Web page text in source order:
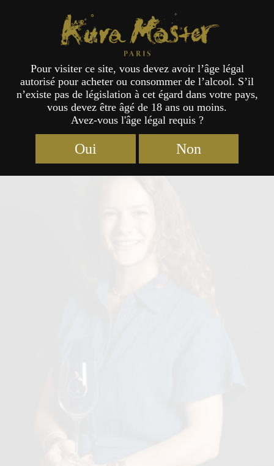
Jury
Kura Master Paris
Pour visiter ce site, vous devez avoir l’âge légal
autorisé pour acheter ou consommer de l’alcool. S’il
n’existe pas de législation à cet égard dans votre pays,
vous devez être âgé de 18 ans ou moins.
Avez-vous l'âge légal requis ?
Oui Non